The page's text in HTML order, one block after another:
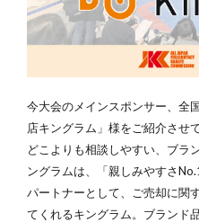
今大会のメインスポンサー、全
店キングラム」様をご紹介させ
どこよりも相談しやすい、ブラ
ングラムは、「親しみやすさ
パートナーとして、ご売却に関
てくれるキングラム。ブランド